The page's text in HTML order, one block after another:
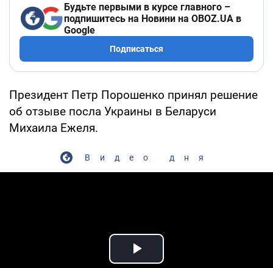
Будьте первыми в курсе главного –
подпишитесь на Новини на OBOZ.UA в
Google
Подписаться
Президент Петр Порошенко принял решение
об отзыве посла Украины в Беларуси
Михаила Ежеля.
Видео дня
Play Video